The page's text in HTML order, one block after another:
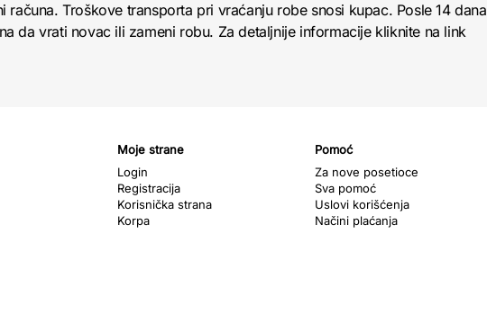
Troškove transporta pri vraćanju robe snosi kupac. Posle 14 dana
da vrati novac ili zameni robu. Za detaljnije informacije kliknite na link
Moje strane
Login
Registracija
Korisnička strana
Korpa
Pomoć
Za nove posetioce
Sva pomoć
Uslovi korišćenja
Načini plaćanja